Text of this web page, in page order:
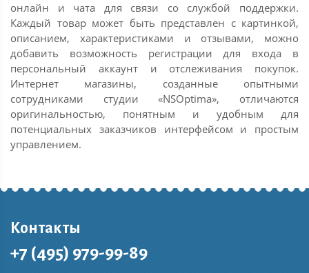
онлайн и чата для связи со службой поддержки.
Каждый товар может быть представлен с картинкой,
описанием, характеристиками и отзывами, можно
добавить возможность регистрации для входа в
персональный аккаунт и отслеживания покупок.
Интернет магазины, созданные опытными
сотрудниками студии «NSOptima», отличаются
оригинальностью, понятным и удобным для
потенциальных заказчиков интерфейсом и простым
управлением.
Контакты
+7 (495) 979-99-89